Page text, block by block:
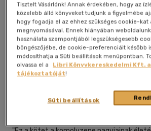
Kívánságlistához adom
Európa Könyvkiadó Kft.|2025
magyar
352 oldal
Tisztelt Vásárlónk! Annak érdekében, hogy az
közelebb álló könyveket tudjunk a figyelmébe
hogy fogadja el az ehhez szükséges cookie-kat
megnyomásával. Ennek hiányában
használata szempontjából legszükségesebb
böngészőjébe, de cookie-preferenciáit később
módosíthatja a Süti beállítások menüpontban.
olvassa el a
Libri Könyvkereskedelmi Kft.
tájékoztatóját!
Süti beállítások